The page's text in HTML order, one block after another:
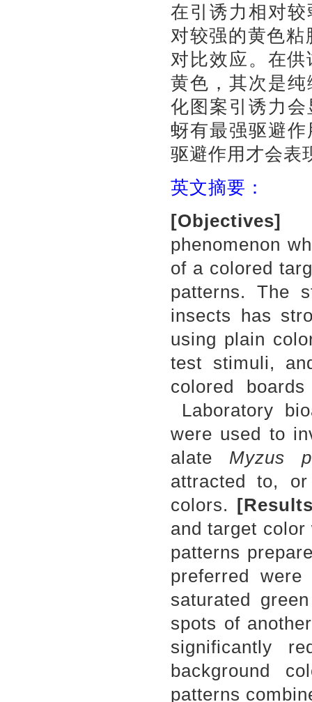
在引诱力相对
对较强的黄色粘
对比效应。在供
黄色，其次是
化图案引诱力
蚜有最强驱避
驱避作用才会表
英文摘要：
[Objectives]
phenomenon
of a colored
patterns. The
insects has
using plain
test stimuli,
colored
Laboratory
were used to
alate Myzus
attracted to,
colors.
and target
patterns
preferred
saturated
spots of
significantly
background
patterns